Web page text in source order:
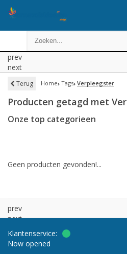
prev
next
Terug Home Tags Verpleegster
Producten getagd met
Onze top categorieen
Geen producten gevonden!...
prev
next
Klantenservice:
Now opened